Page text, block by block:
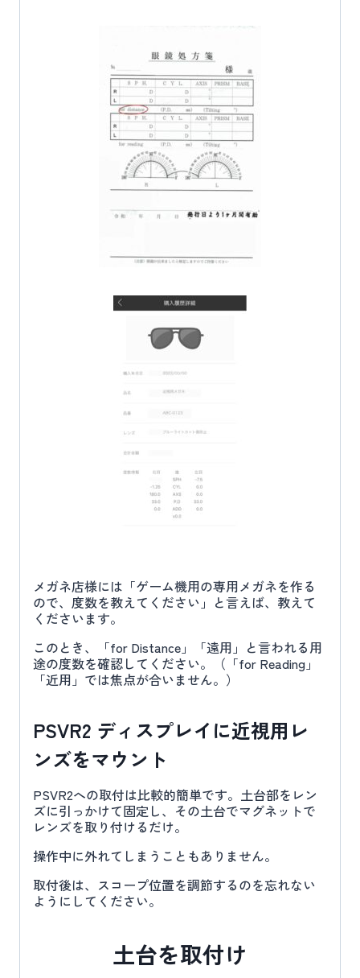
メガネ店様には「ゲーム機用の専用メガネを作る
ので、度数を教えてください」と言えば、教えて
くださいます。
このとき、「for Distance」「遠用」と言われる用
途の度数を確認してください。（「for Reading」
「近用」では焦点が合いません。）
PSVR2 ディスプレイに近視用レ
ンズをマウント
PSVR2への取付は比較的簡単です。土台部をレン
ズに引っかけて固定し、その土台でマグネットで
レンズを取り付けるだけ。
操作中に外れてしまうこともありません。
取付後は、スコープ位置を調節するのを忘れない
ようにしてください。
土台を取付け